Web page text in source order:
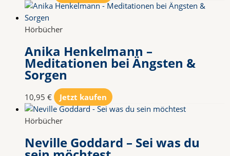
Hörbücher
Anika Henkelmann –
Meditationen bei Ängsten &
Sorgen
10,95 € Jetzt kaufen
Hörbücher
Neville Goddard – Sei was du